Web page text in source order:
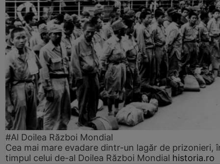
#Al Doilea Război Mondial
Cea mai mare evadare dintr-un lagăr de prizonieri,
timpul celui de-al Doilea Război Mondial historia.ro